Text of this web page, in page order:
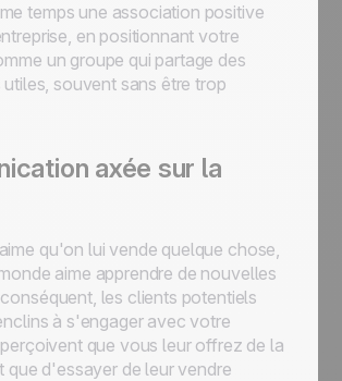
temps une association positive
en positionnant votre
un groupe qui partage des
souvent sans être trop
axée sur la
qu'on lui vende quelque chose,
aime apprendre de nouvelles
les clients potentiels
à s'engager avec votre
que vous leur offrez de la
que d'essayer de leur vendre